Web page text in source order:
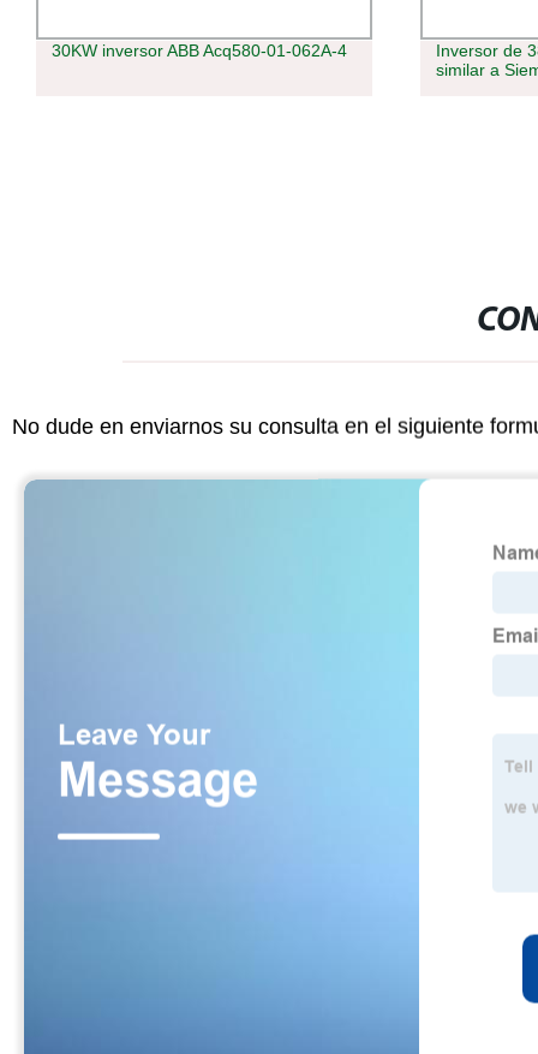
30KW inversor ABB Acq580-01-062A-4
Inversor de
similar a
No dude en enviarnos su consulta en el siguiente